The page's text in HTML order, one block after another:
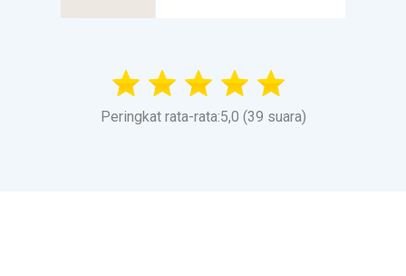
Peringkat rata-rata:5,0 (39 suara)